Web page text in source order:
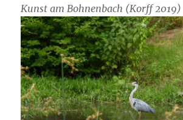
Kunst am Bohnenbach (Korff 2019)